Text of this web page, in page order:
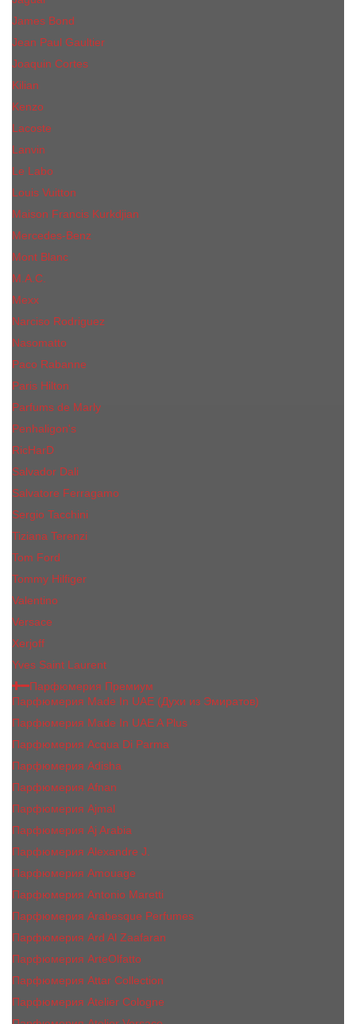
James Bond
Jean Paul Gaultier
Joaquin Сortes
Kilian
Kenzo
Lacoste
Lanvin
Le Labo
Louis Vuitton
Maison Francis Kurkdjian
Mercedes-Benz
Mont Blanc
M.А.C.
Mexx
Narciso Rodriguez
Nasomatto
Paco Rabanne
Paris Hilton
Parfums de Marly
Penhaligon​'s
RicHarD
Salvador Dali
Salvatore Ferragamo
Sergio Tacchini
Tiziana Terenzi
Tom Ford
Tommy Hilfiger
Valentino
Versace
Xerjoff
Yves Saint Laurent
Парфюмерия Премиум
Парфюмерия Made In UAE (Духи из Эмиратов)
Парфюмерия Made In UAE A Plus
Парфюмерия Acqua Di Parma
Парфюмерия Adisha
Парфюмерия Afnan
Парфюмерия Ajmal
Парфюмерия Aj Arabia
Парфюмерия Alexandre J.
Парфюмерия Amouage
Парфюмерия Antonio Maretti
Парфюмерия Arabesque Perfumes
Парфюмерия Ard Al Zaafaran
Парфюмерия ArteOlfatto
Парфюмерия Attar Collection
Парфюмерия Atelier Cologne